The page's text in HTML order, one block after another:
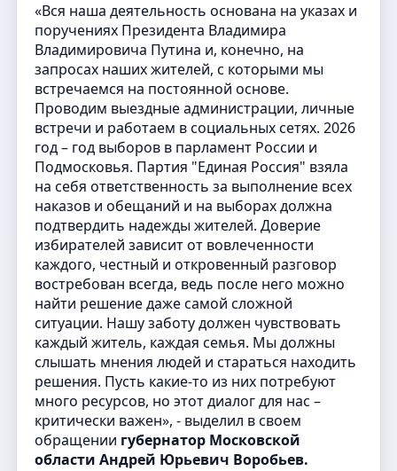
«Вся наша деятельность основана на указах и
поручениях Президента Владимира
Владимировича Путина и, конечно, на
запросах наших жителей, с которыми мы
встречаемся на постоянной основе.
Проводим выездные администрации, личные
встречи и работаем в социальных сетях. 2026
год – год выборов в парламент России и
Подмосковья. Партия "Единая Россия" взяла
на себя ответственность за выполнение всех
наказов и обещаний и на выборах должна
подтвердить надежды жителей. Доверие
избирателей зависит от вовлеченности
каждого, честный и откровенный разговор
востребован всегда, ведь после него можно
найти решение даже самой сложной
ситуации. Нашу заботу должен чувствовать
каждый житель, каждая семья. Мы должны
слышать мнения людей и стараться находить
решения. Пусть какие-то из них потребуют
много ресурсов, но этот диалог для нас –
критически важен», - выделил в своем
обращении губернатор Московской
области Андрей Юрьевич Воробьев.